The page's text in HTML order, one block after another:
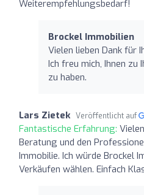
Weiterempfehlungsbedarf!
Brockel Immobilien
Vielen lieben Dank für
Ich freu mich, Ihnen zu
zu haben.
Lars Zietek Veröffentlicht auf
Fantastische Erfahrung:
Beratung und den
Immobilie. Ich würde Brockel
Verkäufen wählen. Einfach